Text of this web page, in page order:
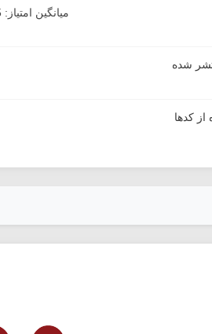
میانگین امتیاز: 5 از 5
شده
از کدها